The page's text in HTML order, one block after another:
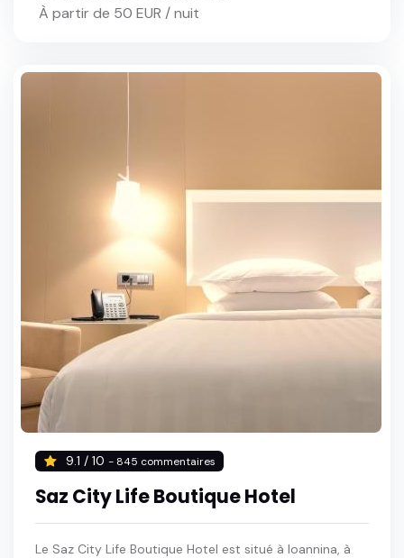
À partir de 50 EUR / nuit
9.1 / 10 - 845 commentaires
Saz City Life Boutique Hotel
Le Saz City Life Boutique Hotel est situé à Ioannina, à